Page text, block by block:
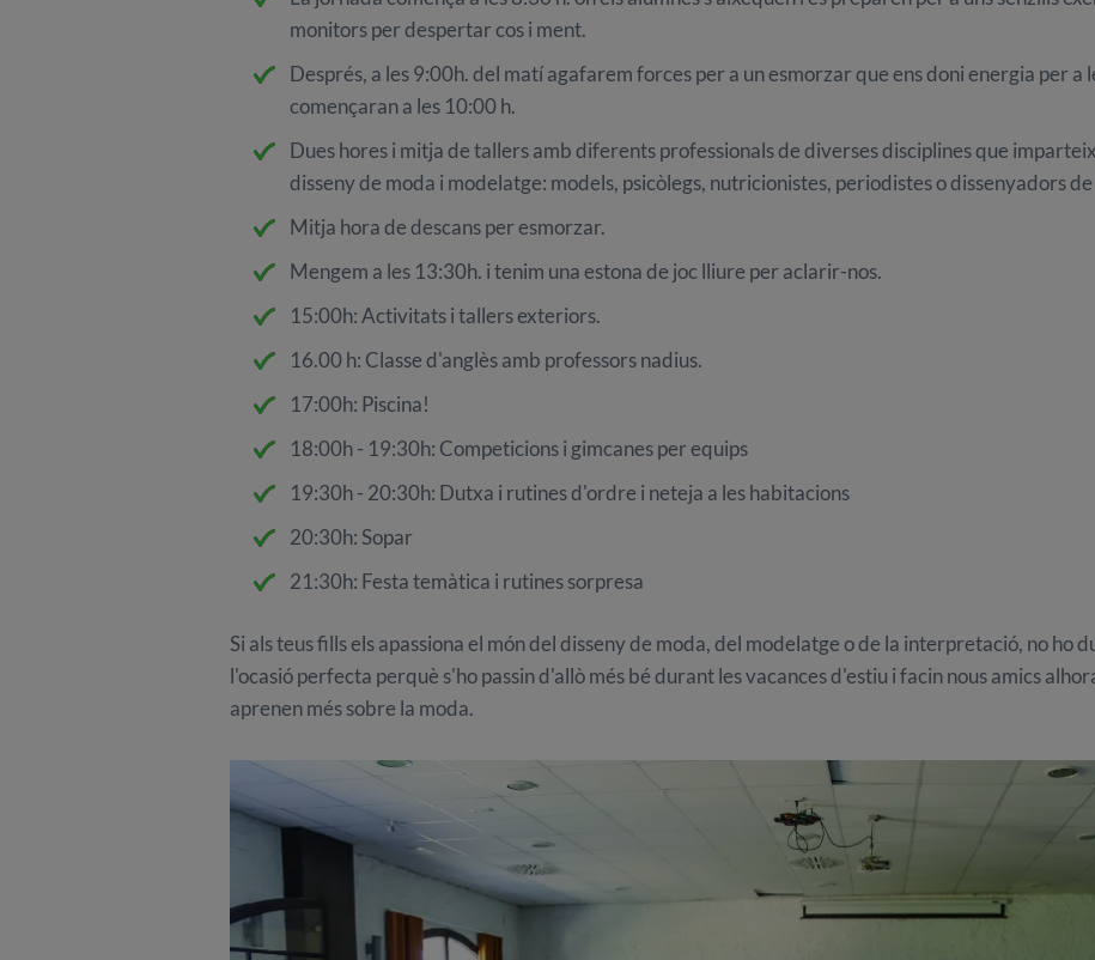
monitors per despertar cos i ment.
Després, a les 9:00h. del matí agafarem forces per a un esmorzar que ens doni energia per a
començaran a les 10:00 h.
Dues hores i mitja de tallers amb diferents professionals de diverses disciplines que
disseny de moda i modelatge: models, psicòlegs, nutricionistes, periodistes o dissenyadors
Mitja hora de descans per esmorzar.
Mengem a les 13:30h. i tenim una estona de joc lliure per aclarir-nos.
15:00h: Activitats i tallers exteriors.
16.00 h: Classe d'anglès amb professors nadius.
17:00h: Piscina!
18:00h - 19:30h: Competicions i gimcanes per equips
19:30h - 20:30h: Dutxa i rutines d'ordre i neteja a les habitacions
20:30h: Sopar
21:30h: Festa temàtica i rutines sorpresa
Si als teus fills els apassiona el món del disseny de moda, del modelatge o de la interpretació, no ho
l'ocasió perfecta perquè s'ho passin d'allò més bé durant les vacances d'estiu i facin nous amics
aprenen més sobre la moda.